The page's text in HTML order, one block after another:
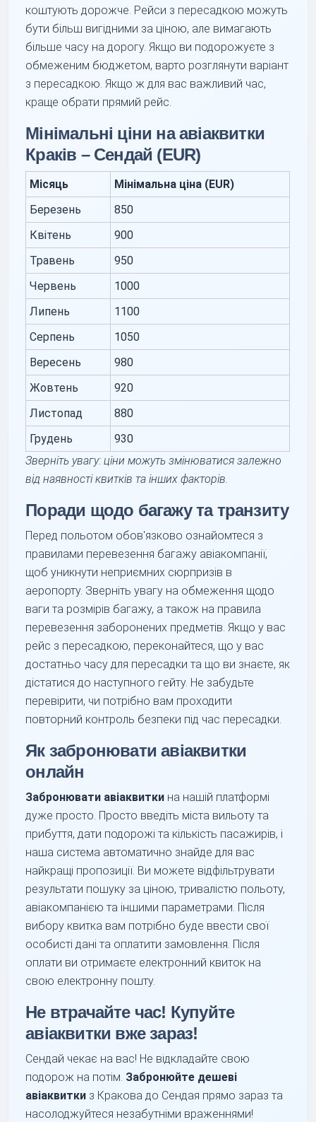
коштують дорожче. Рейси з пересадкою можуть
бути більш вигідними за ціною, але вимагають
більше часу на дорогу. Якщо ви подорожуєте з
обмеженим бюджетом, варто розглянути варіант
з пересадкою. Якщо ж для вас важливий час,
краще обрати прямий рейс.
Мінімальні ціни на авіаквитки
Краків – Сендай (EUR)
Місяць
Мінімальна ціна (EUR)
Березень
850
Квітень
900
Травень
950
Червень
1000
Липень
1100
Серпень
1050
Вересень
980
Жовтень
920
Листопад
880
Грудень
930
Зверніть увагу: ціни можуть змінюватися залежно
від наявності квитків та інших факторів.
Поради щодо багажу та транзиту
Перед польотом обов'язково ознайомтеся з
правилами перевезення багажу авіакомпанії,
щоб уникнути неприємних сюрпризів в
аеропорту. Зверніть увагу на обмеження щодо
ваги та розмірів багажу, а також на правила
перевезення заборонених предметів. Якщо у вас
рейс з пересадкою, переконайтеся, що у вас
достатньо часу для пересадки та що ви знаєте, як
дістатися до наступного гейту. Не забудьте
перевірити, чи потрібно вам проходити
повторний контроль безпеки під час пересадки.
Як забронювати авіаквитки
онлайн
Забронювати авіаквитки на нашій платформі
дуже просто. Просто введіть міста вильоту та
прибуття, дати подорожі та кількість пасажирів, і
наша система автоматично знайде для вас
найкращі пропозиції. Ви можете відфільтрувати
результати пошуку за ціною, тривалістю польоту,
авіакомпанією та іншими параметрами. Після
вибору квитка вам потрібно буде ввести свої
особисті дані та оплатити замовлення. Після
оплати ви отримаєте електронний квиток на
свою електронну пошту.
Не втрачайте час! Купуйте
авіаквитки вже зараз!
Сендай чекає на вас! Не відкладайте свою
подорож на потім. Забронюйте дешеві
авіаквитки з Кракова до Сендая прямо зараз та
насолоджуйтеся незабутніми враженнями!